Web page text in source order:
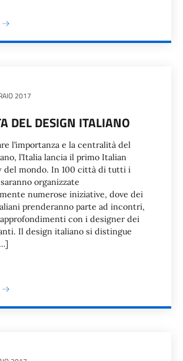
2017
DEL DESIGN ITALIANO
l’importanza e la centralità del
l’Italia lancia il primo Italian
del mondo. In 100 città di tutti i
organizzate
numerose iniziative, dove dei
prenderanno parte ad incontri,
con i designer dei
Il design italiano si distingue